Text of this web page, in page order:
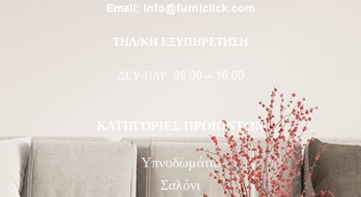
Email: info@furniclick.com
ΤΗΛ/ΚΗ ΕΞΥΠΗΡΕΤΗΣΗ
ΔΕΥ-ΠΑΡ: 09:00 – 16:00
ΚΑΤΗΓΟΡΙΕΣ ΠΡΟΪΟΝΤΩΝ
Υπνοδωμάτιο
Σαλόνι